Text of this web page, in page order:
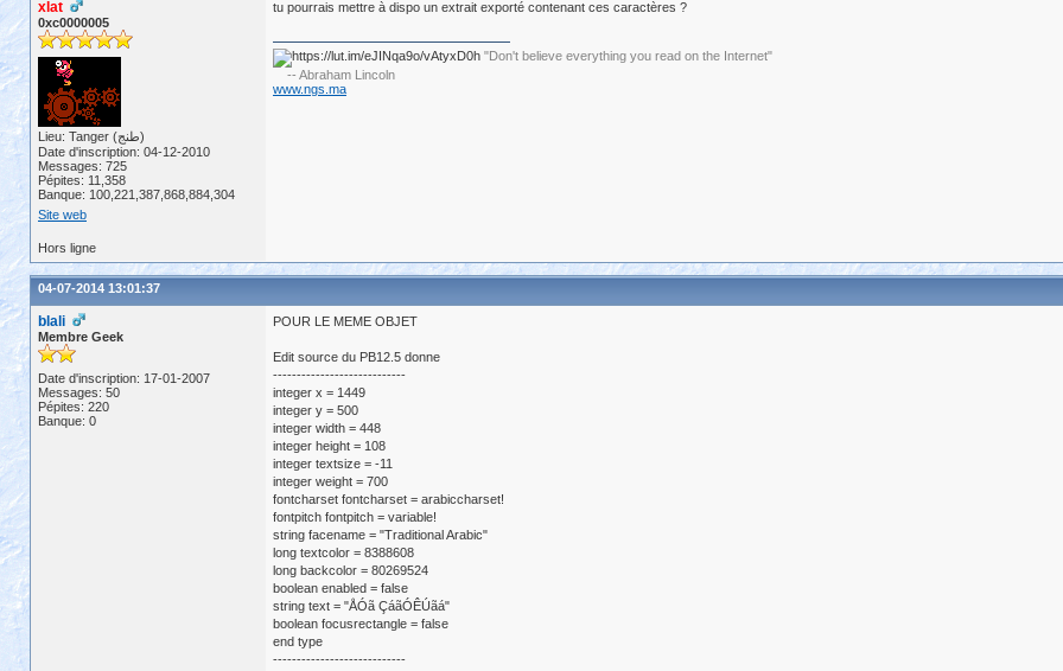
xlat
0xc0000005
Lieu: Tanger (طنج)
Date d'inscription: 04-12-2010
Messages: 725
Pépites: 11,358
Banque: 100,221,387,868,884,304
Site web
tu pourrais mettre à dispo un extrait exporté contenant ces caractères ?
"Don't believe everything you read on the Internet"
-- Abraham Lincoln
www.ngs.ma
Hors ligne
04-07-2014 13:01:37
blali
Membre Geek
Date d'inscription: 17-01-2007
Messages: 50
Pépites: 220
Banque: 0
POUR LE MEME OBJET
Edit source du PB12.5 donne
----------------------------
integer x = 1449
integer y = 500
integer width = 448
integer height = 108
integer textsize = -11
integer weight = 700
fontcharset fontcharset = arabiccharset!
fontpitch fontpitch = variable!
string facename = "Traditional Arabic"
long textcolor = 8388608
long backcolor = 80269524
boolean enabled = false
string text = "ÅÓã ÇáãÓÊÚãá"
boolean focusrectangle = false
end type
----------------------------